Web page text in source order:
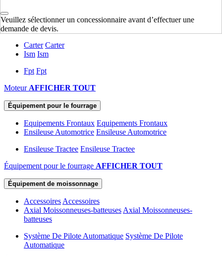
Veuillez sélectionner un concessionnaire avant d’effectuer une
demande de devis.
Moteur
Carter Carter
Ism Ism
Fpt Fpt
Moteur AFFICHER TOUT
Équipement pour le fourrage
Equipements Frontaux Equipements Frontaux
Ensileuse Automotrice Ensileuse Automotrice
Ensileuse Tractee Ensileuse Tractee
Équipement pour le fourrage AFFICHER TOUT
Équipement de moissonnage
Accessoires Accessoires
Axial Moissonneuses-batteuses Axial Moissonneuses-
batteuses
Système De Pilote Automatique Système De Pilote
Automatique